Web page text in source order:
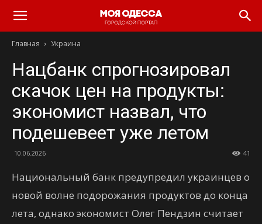
Моя
Одесса
Главная Украина
Нацбанк спрогнозировал
скачок цен на продукты:
экономист назвал, что
подешевеет уже летом
10.06.2026 41
Национальный банк предупредил украинцев о
новой волне подорожания продуктов до конца
лета, однако экономист Олег Пендзин считает